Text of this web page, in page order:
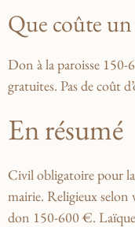
Que coûte
Don à la paroisse
gratuites. Pas de coût
En résumé
Civil obligatoire pour
mairie. Religieux
don 150-600 €.